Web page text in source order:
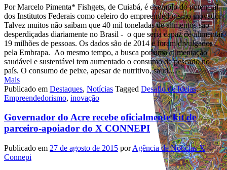
Por Marcelo Pimenta* Fishgets, de Cuiabá, é exemplo do potencial
dos Institutos Federais como celeiro do empreendedorismo inovador
Talvez muitos não saibam que 40 mil toneladas de alimentos são
desperdiçadas diariamente no Brasil - o que seria capaz de alimentar
19 milhões de pessoas. Os dados são de 2014 e foram divulgados
pela Embrapa. Ao mesmo tempo, a busca por uma alimentação
saudável e sustentável tem aumentado o consumo de pescado no
país. O consumo de peixe, apesar de nutritivo, saud...
Mais
Publicado em Destaques, Notícias Tagged Desafio de Ideias,
Empreendedorismo, inovação
Governador do Acre recebe oficialmente kit de
parceiro-apoiador do X CONNEPI
Publicado em 27 de agosto de 2015 porAgência de Notícias X
Connepi